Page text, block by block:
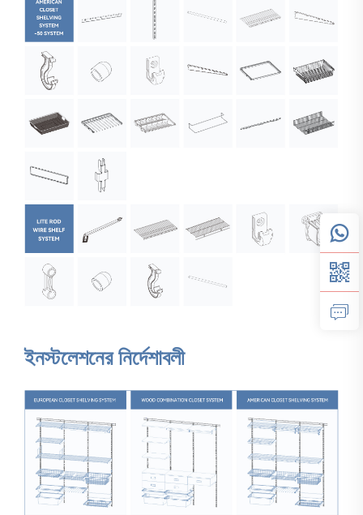
ইনস্টলেশনের নির্দেশাবলী